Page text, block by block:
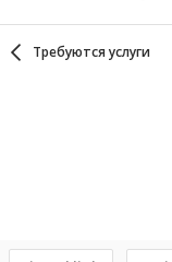
Требуются услуги